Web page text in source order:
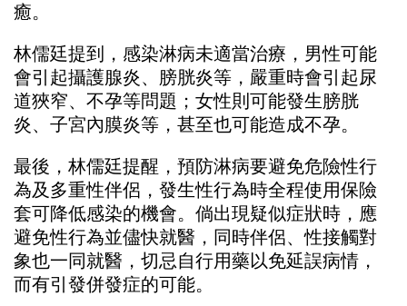
癒。
林儒廷提到，感染淋病未適當治療，男性可能
會引起攝護腺炎、膀胱炎等，嚴重時會引起尿
道狹窄、不孕等問題；女性則可能發生膀胱
炎、子宮內膜炎等，甚至也可能造成不孕。
最後，林儒廷提醒，預防淋病要避免危險性行
為及多重性伴侶，發生性行為時全程使用保險
套可降低感染的機會。倘出現疑似症狀時，應
避免性行為並儘快就醫，同時伴侶、性接觸對
象也一同就醫，切忌自行用藥以免延誤病情，
而有引發併發症的可能。